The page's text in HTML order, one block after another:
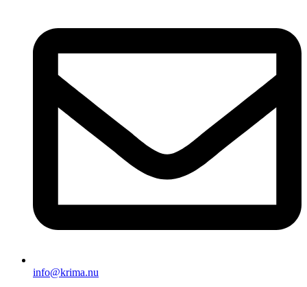
info@krima.nu